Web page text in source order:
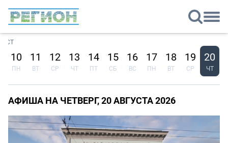
10
ПН
11
ВТ
12
СР
13
ЧТ
14
ПТ
15
СБ
16
ВС
17
ПН
18
ВТ
19
СР
20
ЧТ
АФИША НА ЧЕТВЕРГ, 20 АВГУСТА 2026